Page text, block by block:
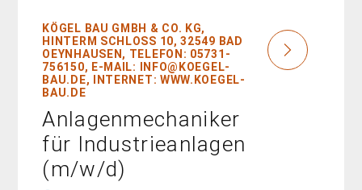
KÖGEL BAU GMBH & CO. KG,
HINTERM SCHLOSS 10, 32549 BAD O
EYNHAUSEN, TELEFON: 05731-7
56150, E-MAIL: INFO@KOEGEL-B
AU.DE, INTERNET: WWW.KOEGEL-B
AU.DE
Anlagenmechaniker
für Industrieanlagen
(m/w/d)